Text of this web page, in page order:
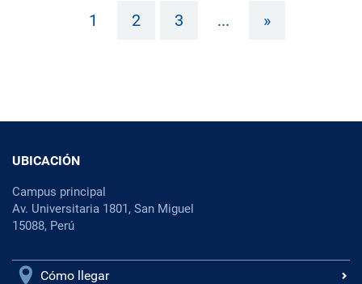
1 2 3 ... »
UBICACIÓN
Campus principal
Av. Universitaria 1801, San Miguel
15088, Perú
Cómo llegar